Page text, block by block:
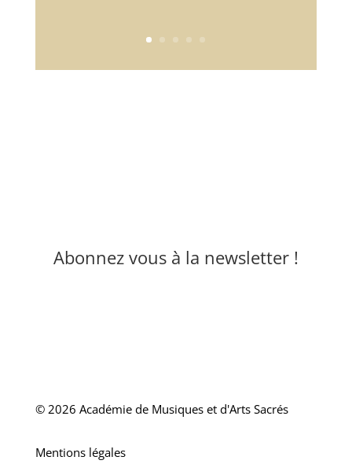
Abonnez vous à la newsletter !
© 2026 Académie de Musiques et d'Arts Sacrés
Mentions légales